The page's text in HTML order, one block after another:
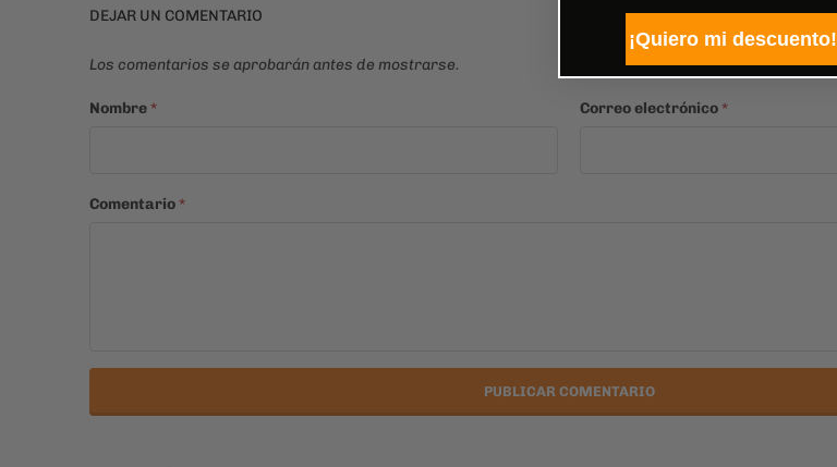
DEJAR UN COMENTARIO
Los comentarios se aprobarán antes de mostrarse.
Nombre * Correo electrónico *
Comentario *
¡Quiero mi descuento!